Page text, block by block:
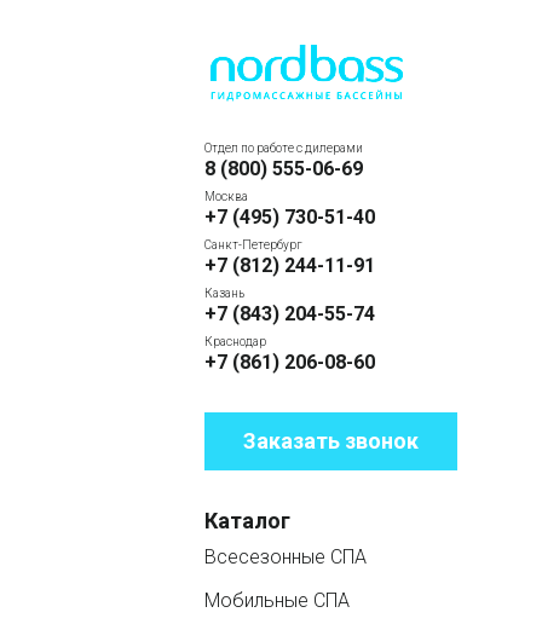
Отдел по работе с дилерами
8 (800) 555-06-69
Москва
+7 (495) 730-51-40
Санкт-Петербург
+7 (812) 244-11-91
Казань
+7 (843) 204-55-74
Краснодар
+7 (861) 206-08-60
Заказать звонок
Каталог
Всесезонные СПА
Мобильные СПА